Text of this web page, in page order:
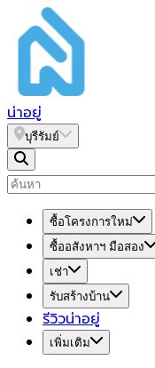
น่าอยู่
บุรีรัมย์
ซื้อโครงการใหม่
ซื้ออสังหาฯ มือสอง
เช่า
รับสร้างบ้าน
รีวิวน่าอยู่
เพิ่มเติม